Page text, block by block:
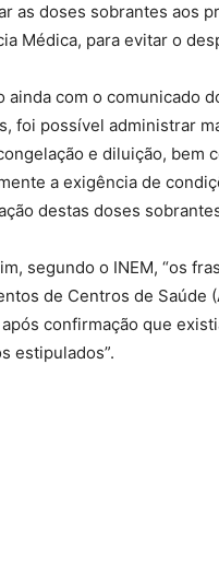
as doses sobrantes aos
Médica, para evitar o
ainda com o comunicado
foi possível administrar
e diluição, bem
a exigência de
destas doses
segundo o INEM, “os
de Centros de Saúde
confirmação que
estipulados”.